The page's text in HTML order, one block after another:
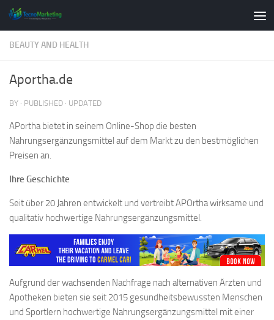
Skip to content
BEAUTY AND HEALTH
Aportha.de
BY · PUBLISHED · UPDATED
APortha bietet in seinem Online-Shop die besten
Nahrungsergänzungsmittel auf dem Markt zu den bestmöglichen
Preisen an.
Ihre Geschichte
Seit über 20 Jahren entwickelt und vertreibt APOrtha wirksame und
qualitativ hochwertige Nahrungsergänzungsmittel.
Aufgrund der wachsenden Nachfrage nach alternativen Ärzten und
Apotheken bieten sie seit 2015 gesundheitsbewussten Menschen
und Sportlern hochwertige Nahrungsergänzungsmittel mit einer